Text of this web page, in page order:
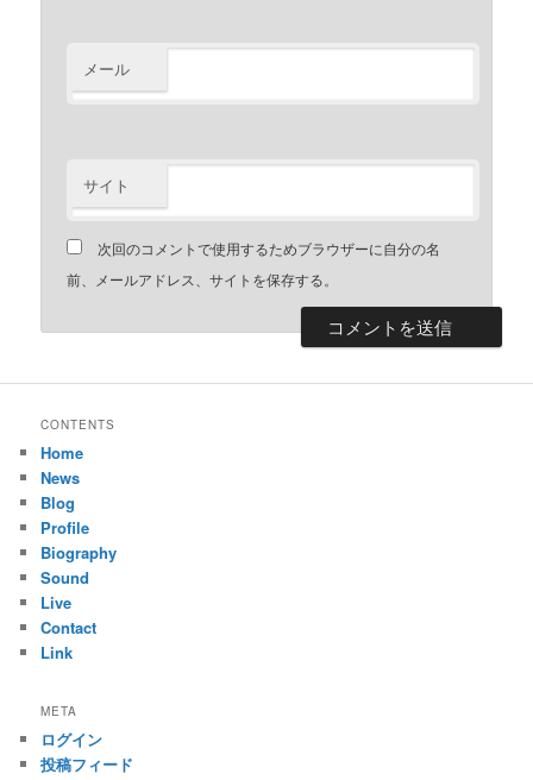
メール
サイト
次回のコメントで使用するためブラウザーに自分の名
前、メールアドレス、サイトを保存する。
CONTENTS
Home
News
Blog
Profile
Biography
Sound
Live
Contact
Link
META
ログイン
投稿フィード